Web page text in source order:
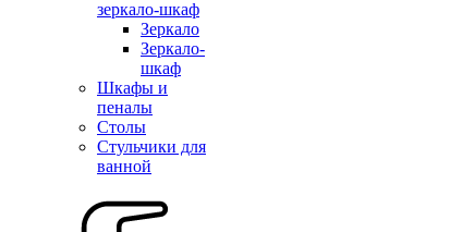
зеркало-шкаф
Зеркало
Зеркало-
шкаф
Шкафы и
пеналы
Столы
Стульчики для
ванной